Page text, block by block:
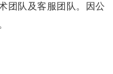
团队及客服团队。因公